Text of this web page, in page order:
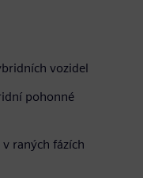
vozidel
pohonné
raných fázích